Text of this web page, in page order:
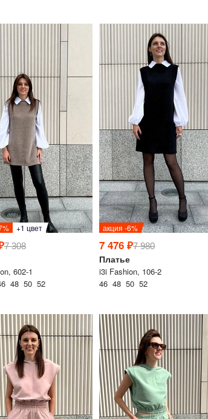
+1 цвет
7 308
602-1
48 50 52
акция -6%
7 476 ₽7 980
Платье
i3i Fashion, 106-2
46 48 50 52